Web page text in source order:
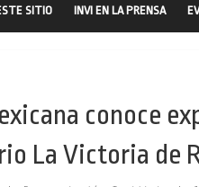
SITIO INVI EN LA PRENSA
conoce
La Victoria de